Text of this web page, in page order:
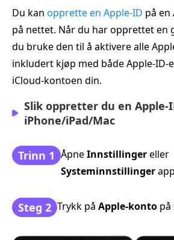
Du kan opprette en Apple-ID på en
på nettet. Når du har opprettet en
du bruke den til å aktivere alle
inkludert kjøp med både
iCloud‑kontoen din.
Slik oppretter du en
iPhone/iPad/Mac
Trinn 1 ÅpneInnstillingereller
Systeminnstillinger
Steg 2 Trykk på Apple-konto på